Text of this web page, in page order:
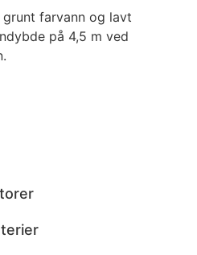
farvann og lavt
på 4,5 m ved